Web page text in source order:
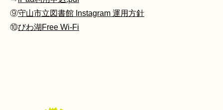
⑨守山市立図書館 Instagram 運用方針
⑩びわ湖Free Wi-Fi